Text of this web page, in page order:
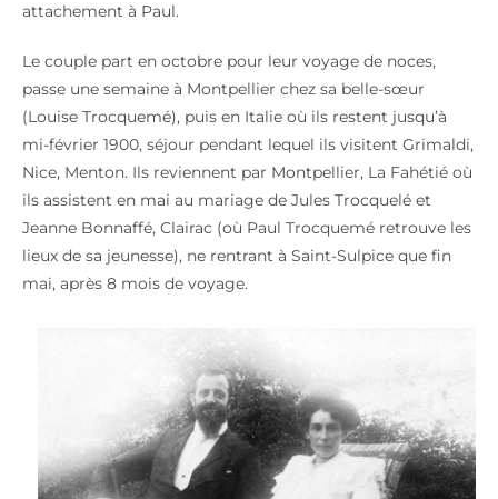
attachement à Paul.
Le couple part en octobre pour leur voyage de noces,
passe une semaine à Montpellier chez sa belle-sœur
(Louise Trocquemé), puis en Italie où ils restent jusqu’à
mi-février 1900, séjour pendant lequel ils visitent Grimaldi,
Nice, Menton. Ils reviennent par Montpellier, La Fahétié où
ils assistent en mai au mariage de Jules Trocquelé et
Jeanne Bonnaffé, Clairac (où Paul Trocquemé retrouve les
lieux de sa jeunesse), ne rentrant à Saint-Sulpice que fin
mai, après 8 mois de voyage.